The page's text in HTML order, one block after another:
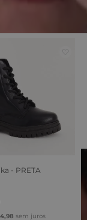
- PRETA
,98 sem juros